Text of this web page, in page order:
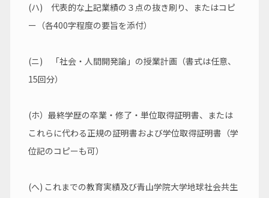
(ハ)　代表的な上記業績の３点の抜き刷り、またはコピ
ー（各400字程度の要旨を添付）
(ニ)　「社会・人間開発論」の授業計画（書式は任意、
15回分）
(ホ）最終学歴の卒業・修了・単位取得証明書、または
これらに代わる正規の証明書および学位取得証明書（学
位記のコピーも可）
(へ) これまでの教育実績及び青山学院大学地球社会共生